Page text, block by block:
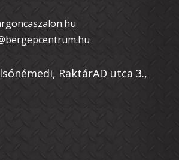
RaktárAD utca 3.,